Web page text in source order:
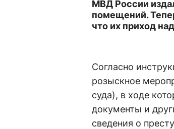
МВД России
помещений.
что их приход
Согласно
розыскное
суда), в ходе
документы и
сведения о